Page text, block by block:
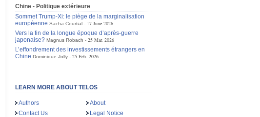
Chine - Politique extérieure
Sommet Trump-Xi: le piège de la marginalisation
européenne Sacha Courtial
17 June 2026
Vers la fin de la longue époque d’après-guerre
japonaise? Magnus Robach
25 Mar. 2026
L’effondrement des investissements étrangers en
Chine Dominique Jolly 25 Feb. 2026
LEARN MORE ABOUT TELOS
Authors
About
Contact Us
Legal Notice